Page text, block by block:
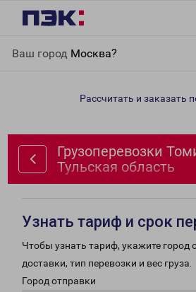
Ваш город Москва?
область
Рассчитать и заказать
Грузоперевозки
Тульская область
Узнать тариф и срок
Чтобы узнать тариф, укажите город
доставки, тип перевозки и вес груза.
Город отправки